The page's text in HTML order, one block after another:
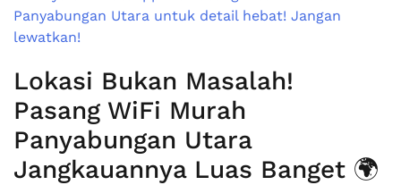
Lokasi Bukan Masalah!
Pasang WiFi Murah
Panyabungan Utara
Jangkauannya Luas Banget 🌍